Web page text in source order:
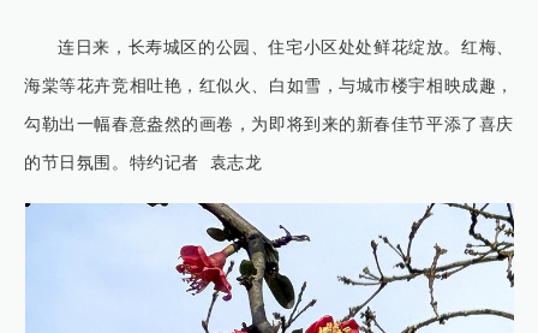
连日来，长寿城区的公园、住宅小区处处鲜花绽放。红梅、
海棠等花卉竞相吐艳，红似火、白如雪，与城市楼宇相映成趣，
勾勒出一幅春意盎然的画卷，为即将到来的新春佳节平添了喜庆
的节日氛围。特约记者 袁志龙